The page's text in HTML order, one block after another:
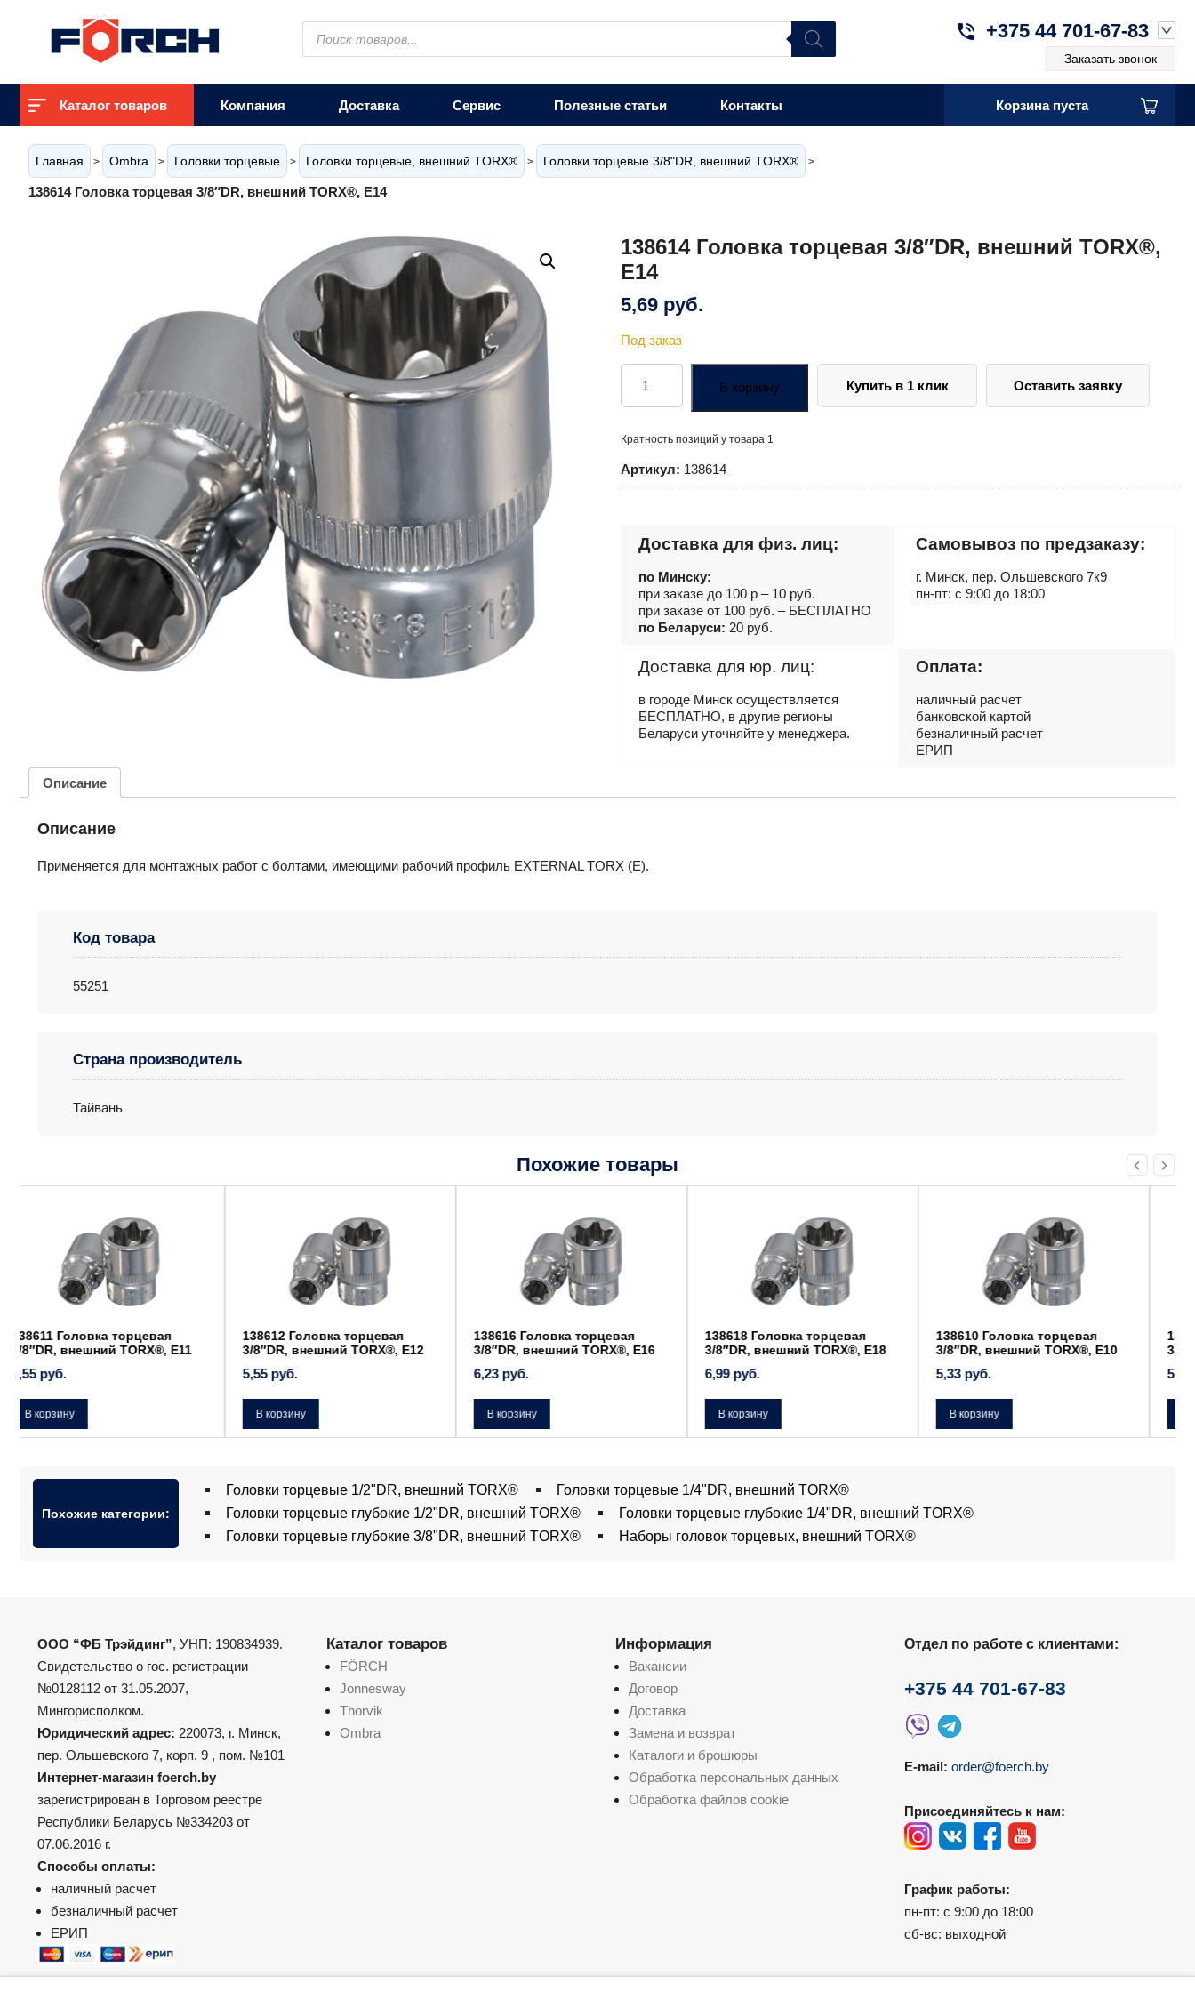
Поиск
товаров
+375 44 701-67-83
Заказать звонок
Каталог товаров Компания Доставка Сервис Полезные статьи Контакты Корзина пуста
Главная > Ombra > Головки торцевые > Головки торцевые, внешний TORX® > Головки торцевые 3/8"DR, внешний TORX® >
138614 Головка торцевая 3/8″DR, внешний TORX®, Е14
138614 Головка торцевая 3/8″DR, внешний TORX®,
Е14
5,69 руб.
Под заказ
Количество
товара
138614
Головка
внешний
Е14
В корзину Оставить заявку
Купить в 1 клик
Кратность позиций у товара 1
Артикул: 138614
Доставка для физ. лиц:
по Минску:
при заказе до 100 р – 10 руб.
при заказе от 100 руб. – БЕСПЛАТНО
по Беларуси: 20 руб.
Самовывоз по предзаказу:
г. Минск, пер. Ольшевского 7к9
пн-пт: с 9:00 до 18:00
Доставка для юр. лиц:
в городе Минск осуществляется
БЕСПЛАТНО, в другие регионы
Беларуси уточняйте у менеджера.
Оплата:
наличный расчет
банковской картой
безналичный расчет
ЕРИП
Описание
Описание
Применяется для монтажных работ с болтами, имеющими рабочий профиль EXTERNAL TORX (Е).
Код товара
55251
Страна производитель
Тайвань
Похожие товары
138612 Головка торцевая
3/8″DR, внешний TORX®, Е12
5,55руб.
В корзину
138616 Головка торцевая
3/8″DR, внешний TORX®, Е16
6,23руб.
В корзину
138618 Головка торцевая
3/8″DR, внешний TORX®, Е18
6,99руб.
В корзину
138610 Головка торцевая
3/8″DR, внешний TORX®, Е10
5,33руб.
В корзину
138611 Головка торцевая
3/8″DR, внешний TORX®, Е11
5,55руб.
В корзину
Похожие категории:
Головки торцевые 1/2"DR, внешний TORX®
Головки торцевые 1/4"DR, внешний TORX®
Головки торцевые глубокие 1/2"DR, внешний TORX®
Головки торцевые глубокие 1/4"DR, внешний TORX®
Головки торцевые глубокие 3/8"DR, внешний TORX®
Наборы головок торцевых, внешний TORX®
ООО “ФБ Трэйдинг”, УНП: 190834939.
Свидетельство о гос. регистрации
№0128112 от 31.05.2007,
Мингорисполком.
Юридический адрес: 220073, г. Минск,
пер. Ольшевского 7, корп. 9 , пом. №101
Интернет-магазин foerch.by
зарегистрирован в Торговом реестре
Республики Беларусь №334203 от
07.06.2016 г.
Способы оплаты:
наличный расчет
безналичный расчет
ЕРИП
Каталог товаров
FÖRCH
Jonnesway
Thorvik
Ombra
Информация
Вакансии
Договор
Доставка
Замена и возврат
Каталоги и брошюры
Обработка персональных данных
Обработка файлов cookie
Отдел по работе с клиентами:
+375 44 701-67-83
E-mail: order@foerch.by
Присоединяйтесь к нам:
График работы:
пн-пт: с 9:00 до 18:00
сб-вс: выходной